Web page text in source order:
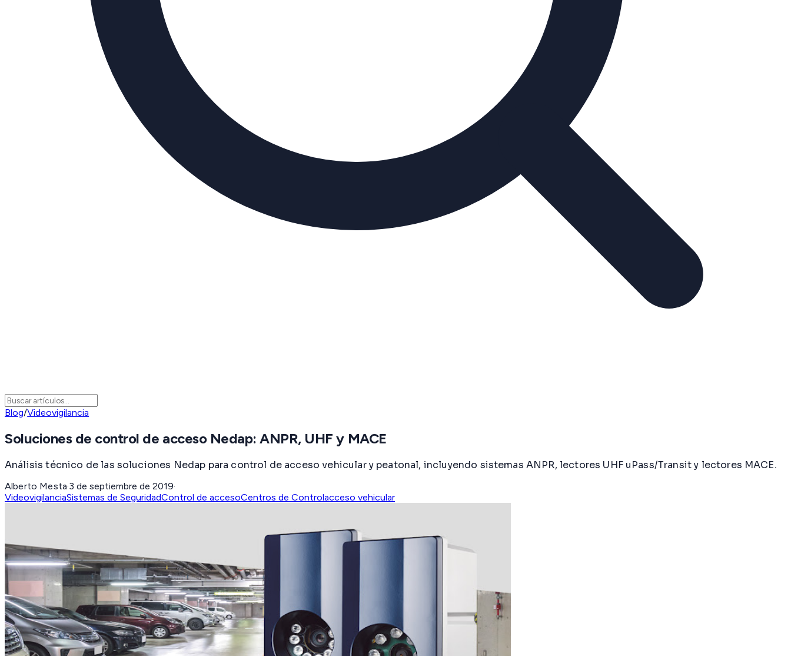
Blog/Videovigilancia
Soluciones de control de acceso Nedap: ANPR, UHF y MACE
Análisis técnico de las soluciones Nedap para control de acceso vehicular y peatonal, incluyendo sistemas ANPR, lectores UHF uPass/Transit y lectores MACE.
Alberto Mesta·3 de septiembre de 2019·
VideovigilanciaSistemas de SeguridadControl de accesoCentros de Controlacceso vehicular